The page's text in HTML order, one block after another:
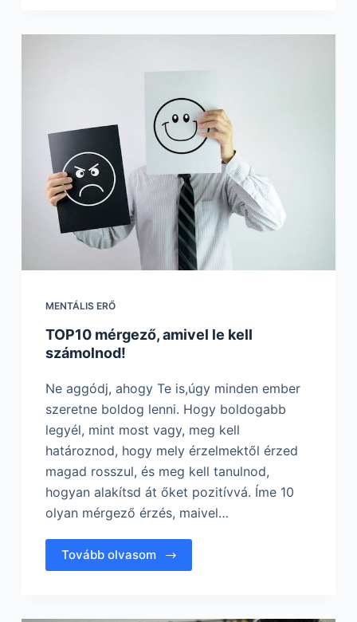
MENTÁLIS ERŐ
TOP10 mérgező, amivel le kell
számolnod!
Ne aggódj, ahogy Te is,úgy minden ember
szeretne boldog lenni. Hogy boldogabb
legyél, mint most vagy, meg kell
határoznod, hogy mely érzelmektől érzed
magad rosszul, és meg kell tanulnod,
hogyan alakítsd át őket pozitívvá. Íme 10
olyan mérgező érzés, maivel…
Tovább olvasom